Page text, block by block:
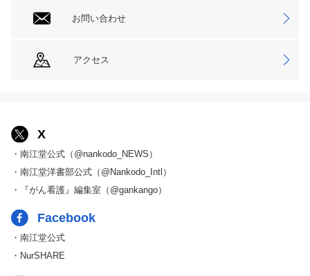
お問い合わせ
アクセス
X
・南江堂公式（@nankodo_NEWS）
・南江堂洋書部公式（@Nankodo_Intl）
・『がん看護』編集室（@gankango）
Facebook
・南江堂公式
・NurSHARE